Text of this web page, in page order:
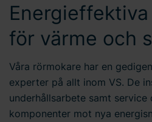
för värme och
Våra rörmokare har en
experter på allt inom VS. De
underhållsarbete samt
komponenter mot nya